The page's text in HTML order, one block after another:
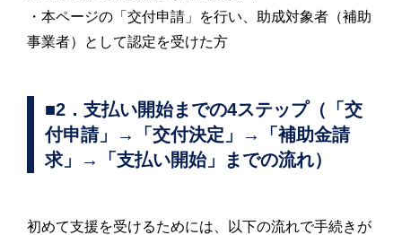
・本ページの「交付申請」を行い、助成対象者（補助
事業者）として認定を受けた方
■2．支払い開始までの4ステップ（「交
付申請」→「交付決定」→「補助金請
求」→「支払い開始」までの流れ）
初めて支援を受けるためには、以下の流れで手続きが